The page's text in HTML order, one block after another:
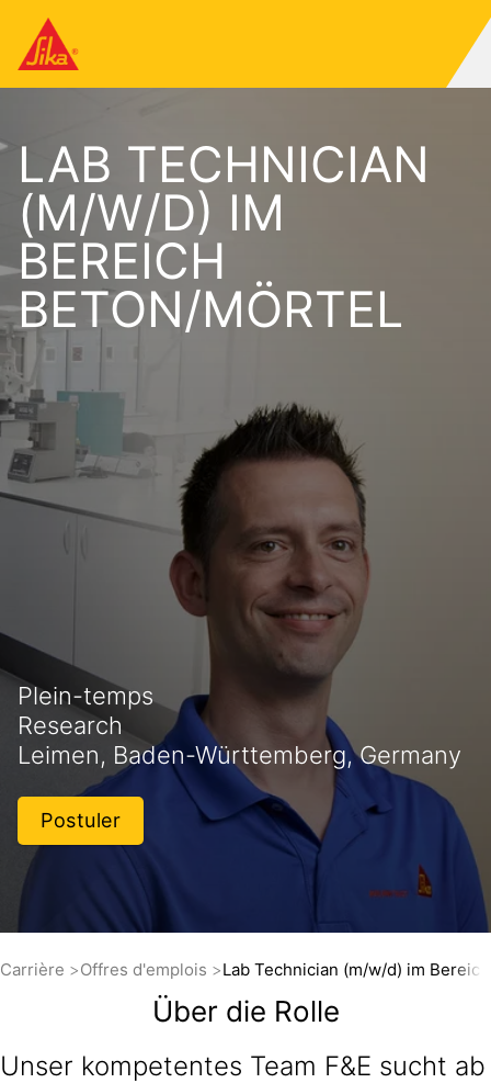
LAB TECHNICIAN
(M/W/D) IM
BEREICH
BETON/MÖRTEL
Plein-temps
Research
Leimen, Baden-Württemberg, Germany
Postuler
Carrière Offres d'emplois Lab Technician (m/w/d) im
Über die Rolle
Unser kompetentes Team F&E sucht ab